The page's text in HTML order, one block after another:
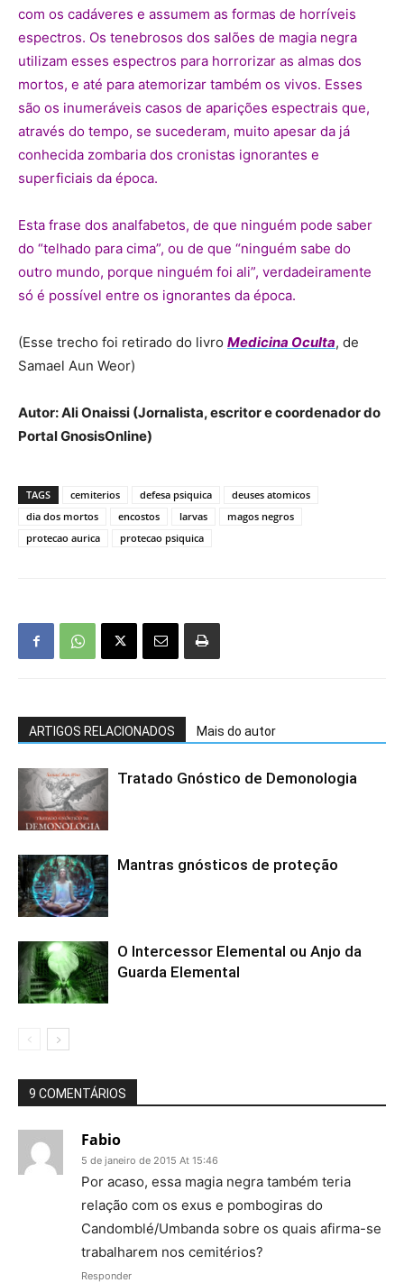
com os cadáveres e assumem as formas de horríveis
espectros. Os tenebrosos dos salões de magia negra
utilizam esses espectros para horrorizar as almas dos
mortos, e até para atemorizar também os vivos. Esses
são os inumeráveis casos de aparições espectrais que,
através do tempo, se sucederam, muito apesar da já
conhecida zombaria dos cronistas ignorantes e
superficiais da época.
Esta frase dos analfabetos, de que ninguém pode saber
do “telhado para cima”, ou de que “ninguém sabe do
outro mundo, porque ninguém foi ali”, verdadeiramente
só é possível entre os ignorantes da época.
(Esse trecho foi retirado do livro Medicina Oculta, de
Samael Aun Weor)
Autor: Ali Onaissi (Jornalista, escritor e coordenador do
Portal GnosisOnline)
TAGS cemiterios defesa psiquica
deuses atomicos
dia dos mortos
encostos larvas
magos negros
protecao aurica
protecao psiquica
ARTIGOS RELACIONADOS Mais do autor
Tratado Gnóstico de Demonologia
Mantras gnósticos de proteção
O Intercessor Elemental ou Anjo da
Guarda Elemental
9 COMENTÁRIOS
Fabio
5 de janeiro de 2015 At 15:46
Por acaso, essa magia negra também teria
relação com os exus e pombogiras do
Candomblé/Umbanda sobre os quais afirma-se
trabalharem nos cemitérios?
Responder